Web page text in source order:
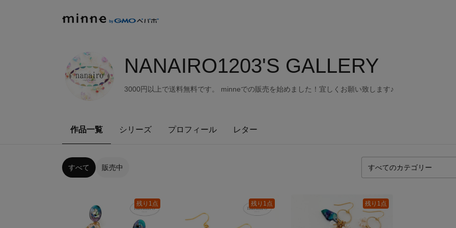
NANAIRO1203'S GALLERY
3000円以上で送料無料です。 minneでの販売を始めました！宜しくお願い致します♪
作品一覧 シリーズ プロフィール レター
すべて 販売中
残り1点 残り1点 残り1点